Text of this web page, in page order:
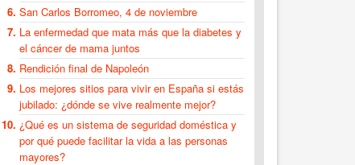
San Carlos Borromeo, 4 de noviembre
La enfermedad que mata más que la diabetes y
el cáncer de mama juntos
Rendición final de Napoleón
Los mejores sitios para vivir en España si estás
jubilado: ¿dónde se vive realmente mejor?
¿Qué es un sistema de seguridad doméstica y
por qué puede facilitar la vida a las personas
mayores?